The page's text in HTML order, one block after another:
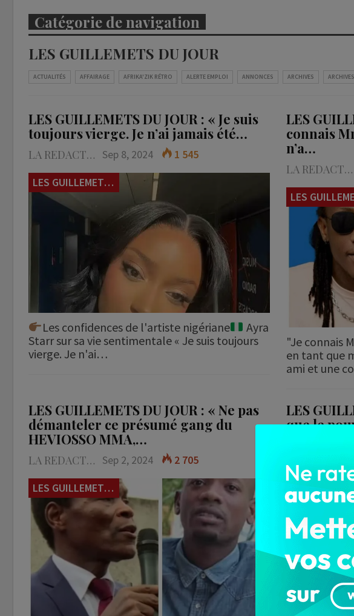
Catégorie de navigation
LES GUILLEMETS DU JOUR
ACTUALITÉS AFFAIRAGE AFRIKA'ZIK RÉTRO ALERTE EMPLOI ANNONCES ARCHIVES
LES GUILLEMETS DU JOUR : « Je suis
toujours vierge. Je n’ai jamais été…
LA REDACTION Sep 8, 2024
1 545
LES GUILLEMETS DU JOUR
Les confidences de l'artiste nigériane
Ayra
Starr sur sa vie sentimentale « Je suis toujours
vierge. Je n'ai…
LES
connais
n’a…
LA REDACTION
"Je connais
en tant que
ami et une
LES GUILLEMETS DU JOUR : « Ne pas
démanteler ce présumé gang du
HEVIOSSO MMA,…
LA REDACTION Sep 2, 2024
2 705
LES GUILLEMETS DU JOUR
LES
que le